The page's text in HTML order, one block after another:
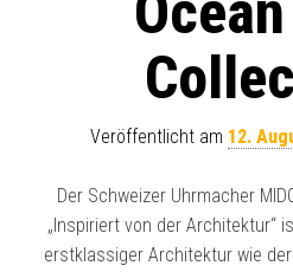
Veröffentlicht am 12.
Der Schweizer Uhrmacher
„Inspiriert von der Architektur“
erstklassiger Architektur wie